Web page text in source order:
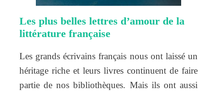
Les plus belles lettres d’amour de la
littérature française
Les grands écrivains français nous ont laissé un
héritage riche et leurs livres continuent de faire
partie de nos bibliothèques. Mais ils ont aussi